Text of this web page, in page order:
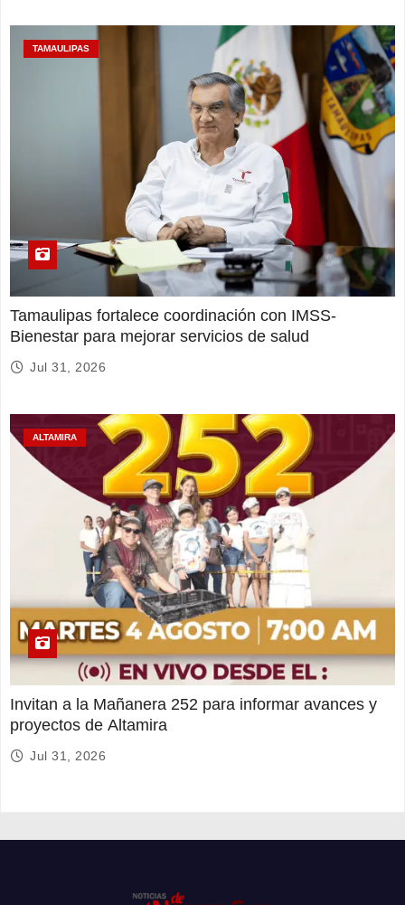
TAMAULIPAS
Tamaulipas fortalece coordinación con IMSS-
Bienestar para mejorar servicios de salud
Jul 31, 2026
ALTAMIRA
Invitan a la Mañanera 252 para informar avances y
proyectos de Altamira
Jul 31, 2026